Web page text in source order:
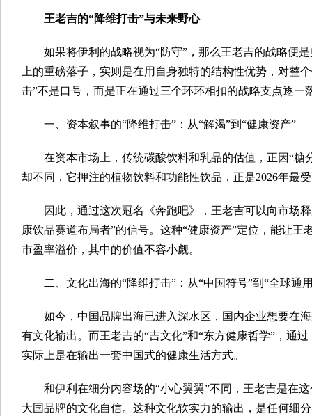
王老吉的“降维打击”与未来野心
如果将伊利的战略视为“防守”，那么王老吉的战略便
上的重磅落子，实则是在用自身独特的结构性优势，对整
击”不是口号，而是正在通过三个环环相扣的战略支点逐一
一、资本叙事的“降维打击”：从“解渴”到“健康资产”
在资本市场上，传统碳酸饮料和乳品的估值，正因“糖
却不同，它押注的植物饮料和功能性饮品，正是2026年最
因此，通过这次冠名《奔跑吧》，王老吉可以向市场
康饮品赛道布局者”的信号。这种“健康资产”定位，能让
市盈率溢价，其中的价值不容小觑。
二、文化出海的“降维打击”：从“中国符号”到“全球通
如今，中国品牌出海已进入深水区，国内企业想要在
有文化输出。而王老吉的“吉文化”和“东方健康哲学”，通
实际上是在输出一套中国式的健康生活方式。
和伊利在细分内容场的“小心翼翼”不同，王老吉是在
大国品牌的文化自信。这种文化软实力的输出，是任何细